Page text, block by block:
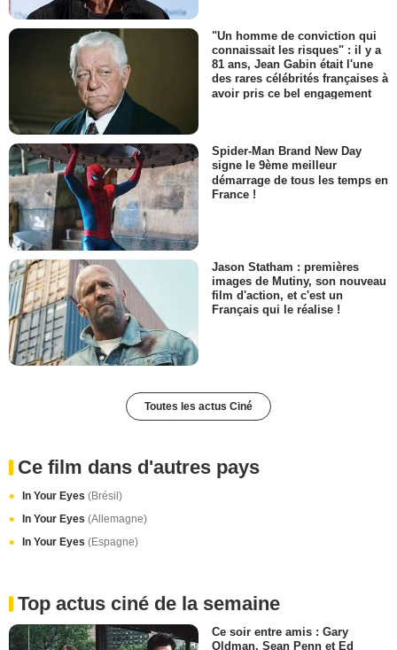
"Un homme de conviction qui
connaissait les risques" : il y a
81 ans, Jean Gabin était l'une
des rares célébrités françaises à
avoir pris ce bel engagement
Spider-Man Brand New Day
signe le 9ème meilleur
démarrage de tous les temps en
France !
Jason Statham : premières
images de Mutiny, son nouveau
film d'action, et c'est un
Français qui le réalise !
Toutes les actus Ciné
Ce film dans d'autres pays
In Your Eyes (Brésil)
In Your Eyes (Allemagne)
In Your Eyes (Espagne)
Top actus ciné de la semaine
Ce soir entre amis : Gary
Oldman, Sean Penn et Ed